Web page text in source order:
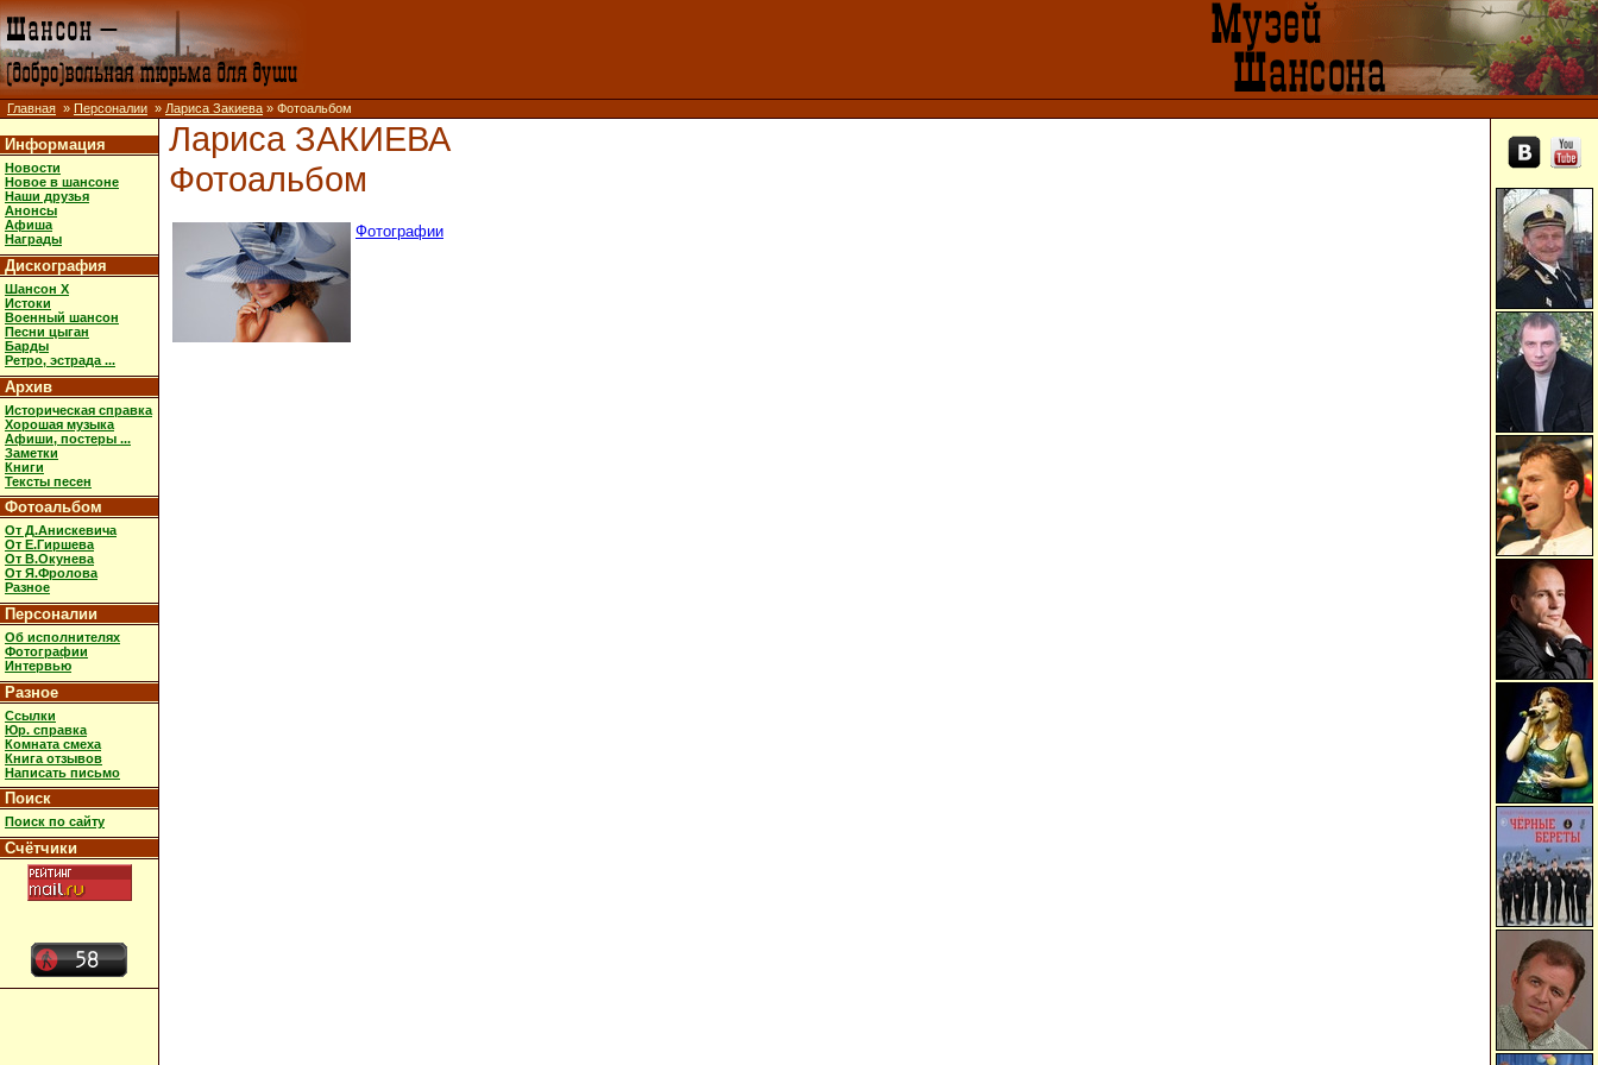
Главная » Персоналии » Лариса Закиева » Фотоальбом
Информация
Новости
Новое в шансоне
Наши друзья
Анонсы
Афиша
Награды
Дискография
Шансон X
Истоки
Военный шансон
Песни цыган
Барды
Ретро, эстрада ...
Архив
Историческая справка
Хорошая музыка
Афиши, постеры ...
Заметки
Книги
Тексты песен
Фотоальбом
От Д.Анискевича
От Е.Гиршева
От В.Окунева
От Я.Фролова
Разное
Персоналии
Об исполнителях
Фотографии
Интервью
Разное
Ссылки
Юр. справка
Комната смеха
Книга отзывов
Написать письмо
Поиск
Поиск по сайту
Счётчики
Лариса ЗАКИЕВА
Фотоальбом
Фотографии